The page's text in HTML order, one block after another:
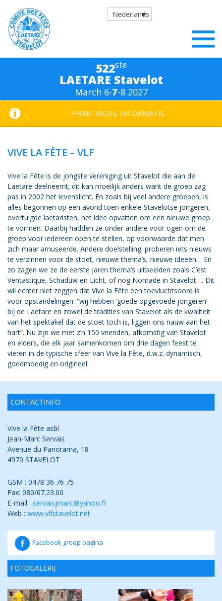
Nederlands
522ste
LAETARE Stavelot
March 6-7-8 2027
PRAKTISCHE INFORMATIE
VIVE LA FÊTE – VLF
Vive la Fête is de jongste vereniging uit Stavelot die aan de
Laetare deelneemt; dit kan moeilijk anders want de groep zag
pas in 2002 het levenslicht. En zoals bij veel andere groepen, is
alles begonnen op een avond toen enkele Stavelotse jongeren,
overtuigde laetaristen, het idee opvatten om een nieuwe groep
te vormen. Daarbij hadden ze onder andere voor ogen om de
groep voor iedereen open te stellen, op voorwaarde dat men
zich maar amuseerde. Andere doelstelling: proberen iets nieuws
te verzinnen voor de stoet, nieuwe thema’s, nieuwe ideeën… En
zo zagen we ze de eerste jaren thema’s uitbeelden zoals C’est
Ventastique, Schaduw en Licht, of nog Nomade in Stavelot…. Dit
wil echter niet zeggen dat Vive la Fête een toevluchtsoord is
voor opstandelingen: “wij hebben ‘goede opgevoede jongeren’
bij de Laetare en zowel de tradities van Stavelot als de kwaliteit
van het spektakel dat de stoet toch is, liggen ons nauw aan het
hart”. Nu zijn we met z’n 150 vrienden, afkomstig van Stavelot
en elders, die elk jaar samenkomen om drie dagen feest te
vieren in de typische sfeer van Vive la Fête, d.w.z. dynamisch,
goedmoedig en origineel…
CONTACTINFO
Vive la Fête asbl
Jean-Marc Servais
Avenue du Panorama, 18
4970 STAVELOT
GSM : 0478 36 76 75
Fax: 080/67.23.06
E-mail : servaisjmarc@yahoo.fr
Web : www.vlfstavelot.net
Facebook groep pagina
FOTOGALERIJ